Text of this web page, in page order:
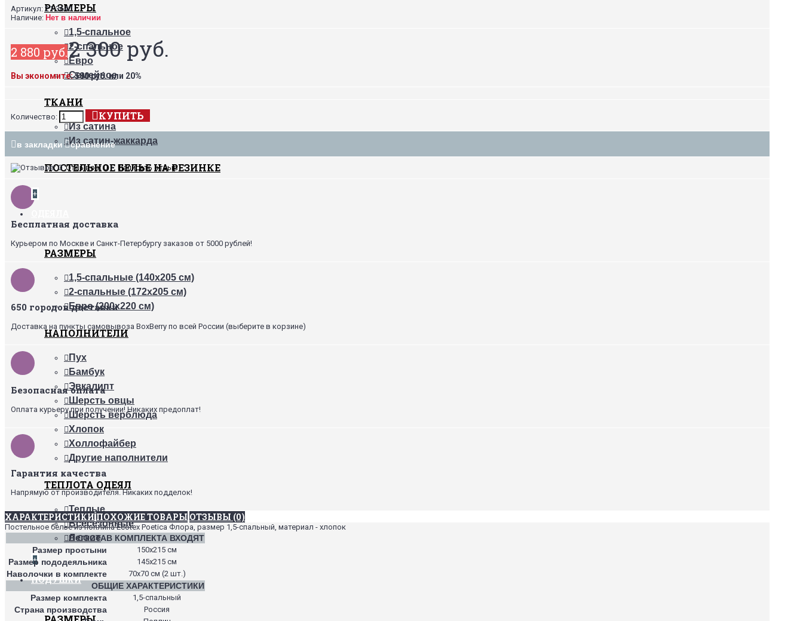
РАЗМЕРЫ
1,5-спальное
2-спальное
Евро
Семейное
ТКАНИ
Из сатина
Из сатин-жаккарда
ПОСТЕЛЬНОЕ БЕЛЬЕ НА РЕЗИНКЕ
+
РАЗМЕРЫ
1,5-спальные (140х205 см)
2-спальные (172х205 см)
Евро (200х220 см)
НАПОЛНИТЕЛИ
Пух
Бамбук
Эвкалипт
Шерсть овцы
Шерсть верблюда
Хлопок
Холлофайбер
Другие наполнители
ТЕПЛОТА ОДЕЯЛ
Теплые
Всесезонные
Легкие
+
ПОДУШКИ
Артикул: 21-3640
Наличие: Нет в наличии
2 880 руб.2 300 руб.
Вы экономите:580 руб. или 20%
Количество: КУПИТЬ
в закладки сравнение
Отзывов: 0• Написать отзыв
Бесплатная доставка
Курьером по Москве и Санкт-Петербургу заказов от 5000 рублей!
650 городов доставки
Доставка на пункты самовывоза BoxBerry по всей России (выберите в корзине)
Безопасная оплата
Оплата курьеру при получении! Никаких предоплат!
Гарантия качества
Напрямую от производителя. Никаких подделок!
ХАРАКТЕРИСТИКИ ПОХОЖИЕ ТОВАРЫ ОТЗЫВЫ (0)
Постельное белье из поплина Ecotex Poetica Флора, размер 1,5-спальный, материал - хлопок
В СОСТАВ КОМПЛЕКТА ВХОДЯТ
Размер простыни
150х215 см
Размер пододеяльника 145х215 см
Наволочки в комплекте 70х70 см (2 шт.)
ОБЩИЕ ХАРАКТЕРИСТИКИ
Размер комплекта
1,5-спальный
Страна производства Россия